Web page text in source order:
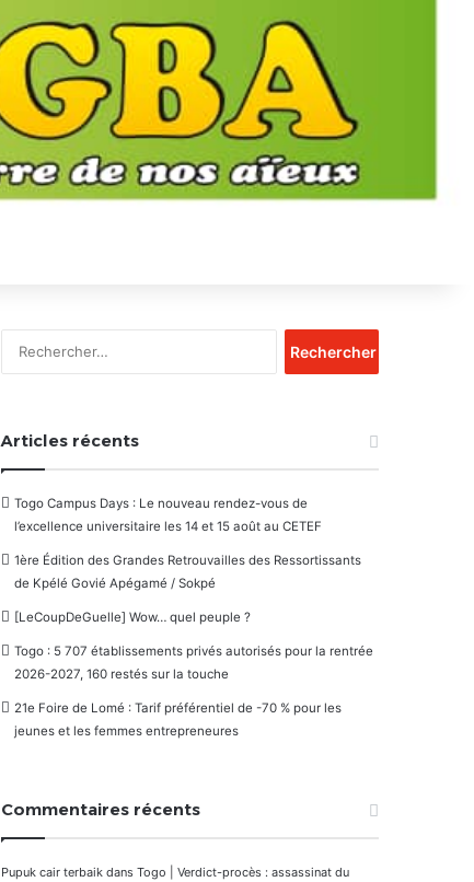
Articles récents
Togo Campus Days : Le nouveau rendez-vous de
l’excellence universitaire les 14 et 15 août au CETEF
1ère Édition des Grandes Retrouvailles des Ressortissants
de Kpélé Govié Apégamé / Sokpé
[LeCoupDeGuelle] Wow… quel peuple ?
Togo : 5 707 établissements privés autorisés pour la rentrée
2026-2027, 160 restés sur la touche
21e Foire de Lomé : Tarif préférentiel de -70 % pour les
jeunes et les femmes entrepreneures
Commentaires récents
Pupuk cair terbaik dans Togo | Verdict-procès : assassinat du